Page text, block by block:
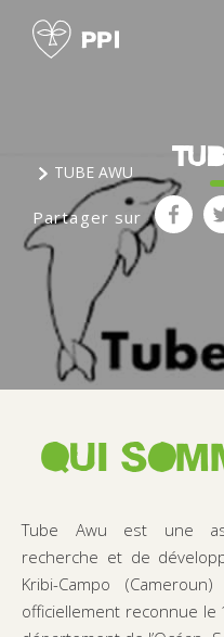
TUBE AWU
Partager sur
QUI
Tube Awu est une
recherche et de
Kribi-Campo
officiellement reconnue